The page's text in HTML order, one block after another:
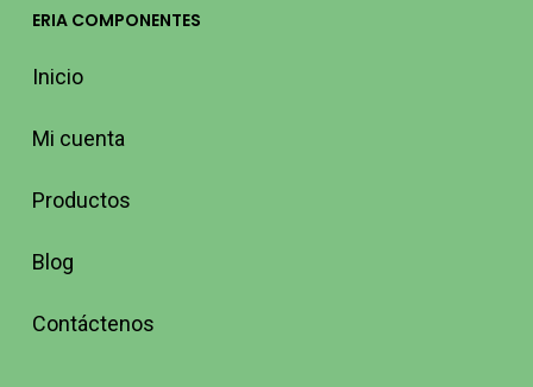
ERIA COMPONENTES
Inicio
Mi cuenta
Productos
Blog
Contáctenos